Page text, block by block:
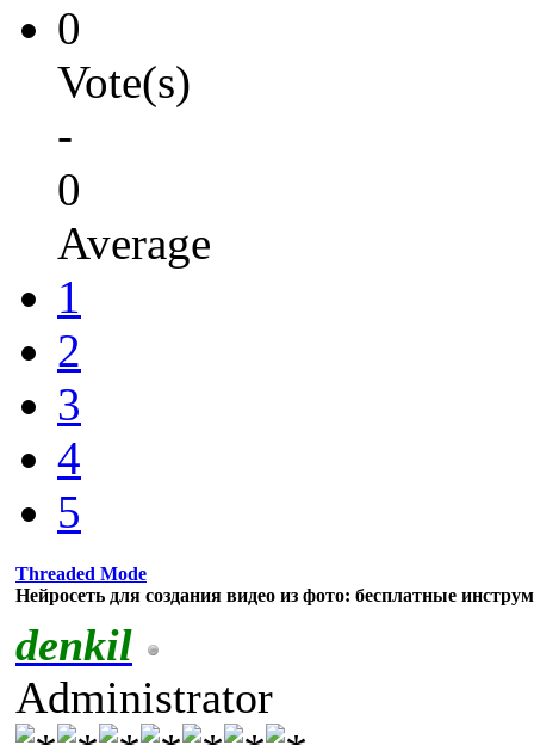
0
Vote(s)
-
0
Average
1
2
3
4
5
Threaded Mode
Нейросеть для создания видео из фото: бесплатные
denkil
Administrator